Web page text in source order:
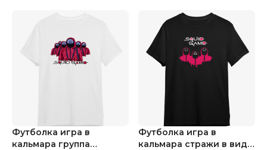
Футболка игра в
кальмара группа
Футболка игра в
кальмара стражи в виде